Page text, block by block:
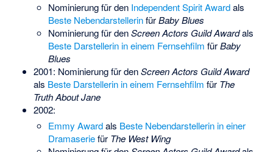
Nominierung für den Independent Spirit Awardals
Beste NebendarstellerinfürBaby Blues
Nominierung für denScreen Actors Guild Awardals
Beste Darstellerin in einem Fernsehfilm fürBaby
Blues
2001: Nominierung für denScreen Actors Guild Award
als Beste Darstellerin in einem Fernsehfilm für The
Truth About Jane
2002:
Emmy Awardals Beste Nebendarstellerin in einer
Dramaseriefür The West Wing